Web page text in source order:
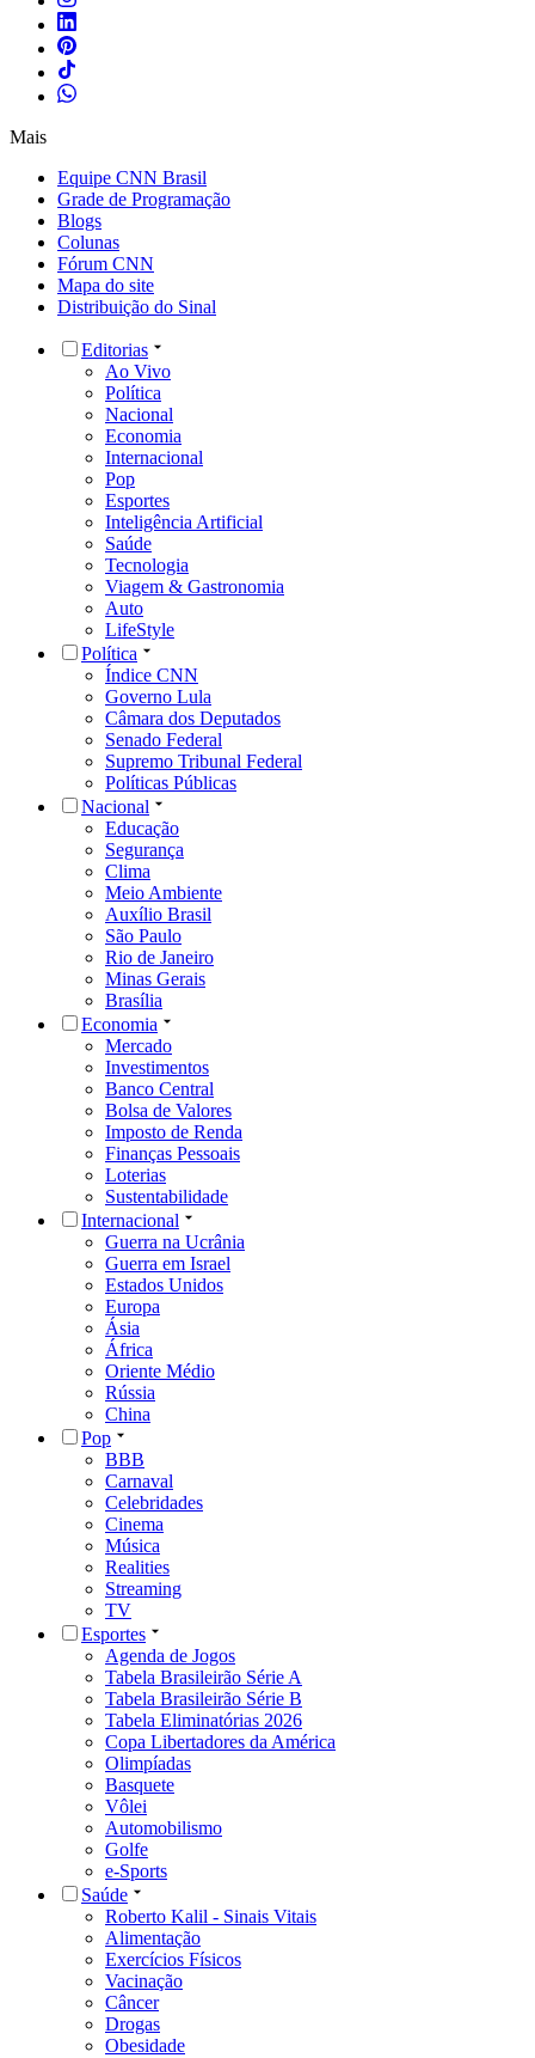
Mais
Equipe CNN Brasil
Grade de Programação
Blogs
Colunas
Fórum CNN
Mapa do site
Distribuição do Sinal
Editorias
Ao Vivo
Política
Nacional
Economia
Internacional
Pop
Esportes
Inteligência Artificial
Saúde
Tecnologia
Viagem & Gastronomia
Auto
LifeStyle
Política
Índice CNN
Governo Lula
Câmara dos Deputados
Senado Federal
Supremo Tribunal Federal
Políticas Públicas
Nacional
Educação
Segurança
Clima
Meio Ambiente
Auxílio Brasil
São Paulo
Rio de Janeiro
Minas Gerais
Brasília
Economia
Mercado
Investimentos
Banco Central
Bolsa de Valores
Imposto de Renda
Finanças Pessoais
Loterias
Sustentabilidade
Internacional
Guerra na Ucrânia
Guerra em Israel
Estados Unidos
Europa
Ásia
África
Oriente Médio
Rússia
China
Pop
BBB
Carnaval
Celebridades
Cinema
Música
Realities
Streaming
TV
Esportes
Agenda de Jogos
Tabela Brasileirão Série A
Tabela Brasileirão Série B
Tabela Eliminatórias 2026
Copa Libertadores da América
Olimpíadas
Basquete
Vôlei
Automobilismo
Golfe
e-Sports
Saúde
Roberto Kalil - Sinais Vitais
Alimentação
Exercícios Físicos
Vacinação
Câncer
Drogas
Obesidade